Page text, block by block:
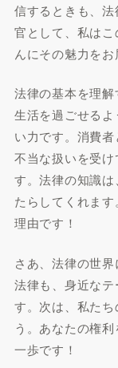
信するときも、
官として、私は
んにその魅力を
法律の基本を理
生活を過ごせる
い力です。消費
不当な扱いを受
す。法律の知識
たらしてくれま
理由です！
さあ、法律の世
法律も、身近な
す。次は、私た
う。あなたの権
一歩です！